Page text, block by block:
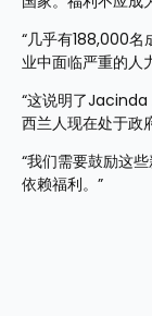
“几乎有188,000名
业中面临严重的人
“这说明了
西兰人现在处于政
“我们需要鼓励这
依赖福利。”